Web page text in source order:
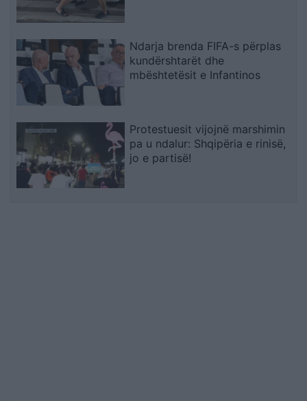
Ndarja brenda FIFA-s përplas
kundërshtarët dhe
mbështetësit e Infantinos
Protestuesit vijojnë marshimin
pa u ndalur: Shqipëria e rinisë,
jo e partisë!